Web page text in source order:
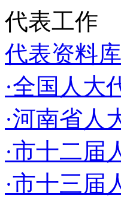
代表工作
代表资料库
·全国人大
·河南省人
·市十二届
·市十三届